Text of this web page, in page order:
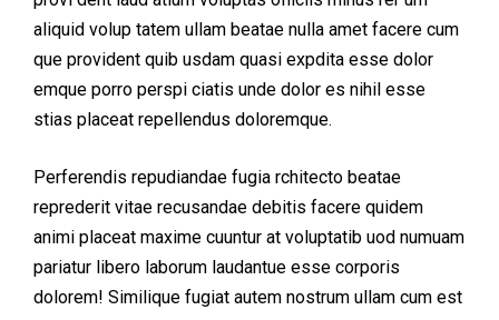
aliquid volup tatem ullam beatae nulla amet facere cum
que provident quib usdam quasi expdita esse dolor
emque porro perspi ciatis unde dolor es nihil esse
stias placeat repellendus doloremque.
Perferendis repudiandae fugia rchitecto beatae
reprederit vitae recusandae debitis facere quidem
animi placeat maxime cuuntur at voluptatib uod numuam
pariatur libero laborum laudantue esse corporis
dolorem! Similique fugiat autem nostrum ullam cum est